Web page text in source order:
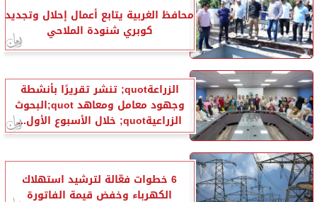
محافظ الغربية يتابع أعمال إحلال وتجديد
كوبري شنودة الملاحي
الزراعةquot; تنشر تقريرًا بأنشطة
وجهود معامل ومعاهد quot;البحوث
الزراعيةquot; خلال الأسبوع الأول...
6 خطوات فعّالة لترشيد استهلاك
الكهرباء وخفض قيمة الفاتورة